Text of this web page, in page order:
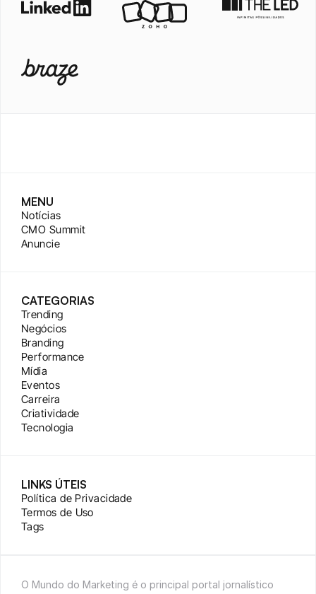
MENU
Notícias
CMO Summit
Anuncie
CATEGORIAS
Trending
Negócios
Branding
Performance
Mídia
Eventos
Carreira
Criatividade
Tecnologia
LINKS ÚTEIS
Política de Privacidade
Termos de Uso
Tags
O Mundo do Marketing é o principal portal jornalístico